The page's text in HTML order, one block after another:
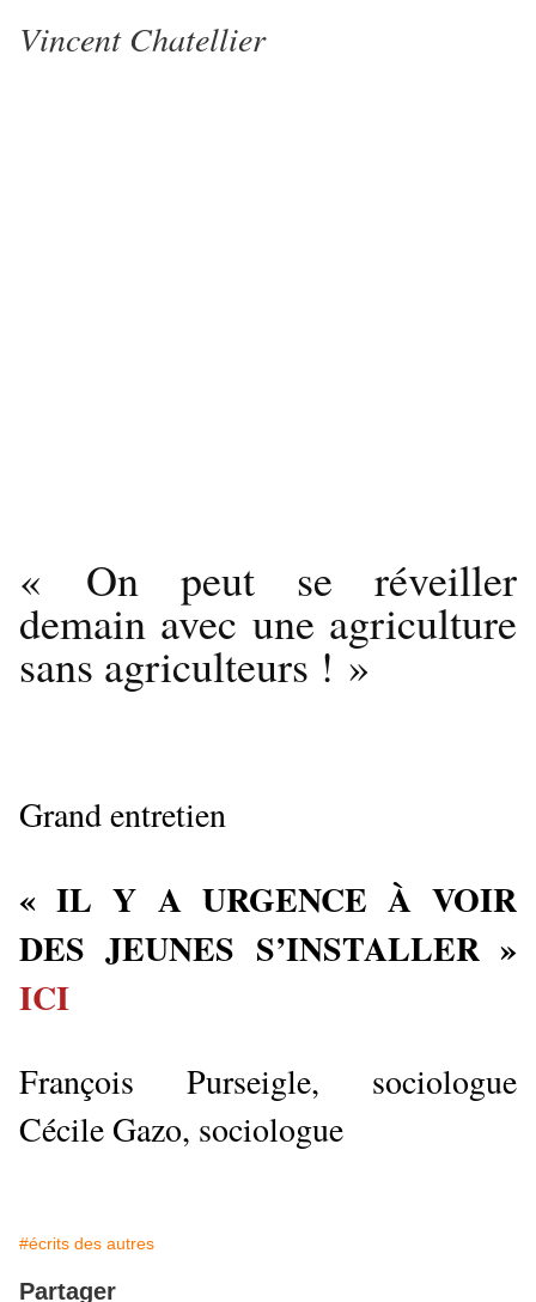
Vincent Chatellier
« On peut se réveiller
demain avec une agriculture
sans agriculteurs ! »
Grand entretien
« IL Y A URGENCE À VOIR
DES JEUNES S’INSTALLER »
ICI
François Purseigle, sociologue
Cécile Gazo, sociologue
#écrits des autres
Partager